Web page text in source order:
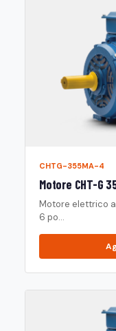
CHTG-355MA-4
Motore CHT-G
Motore elettrico
6 po...